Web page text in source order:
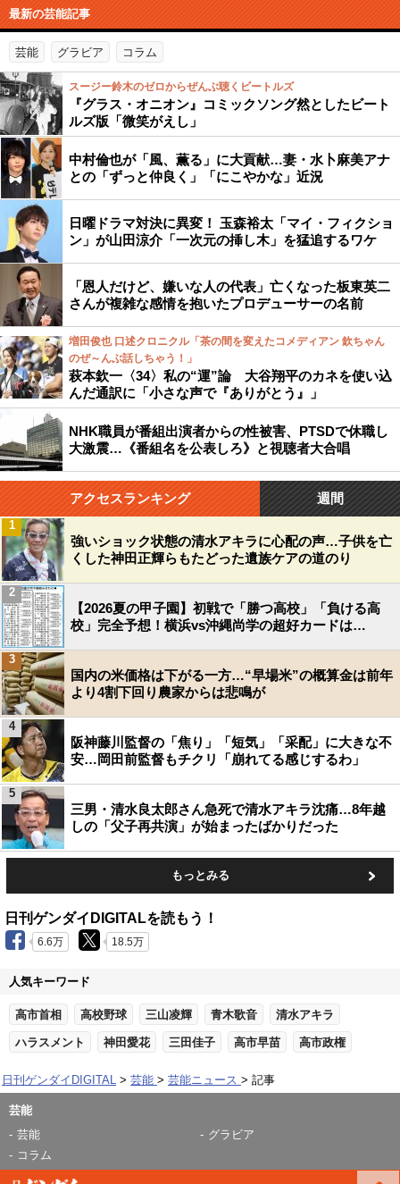
最新の芸能記事
芸能 グラビア コラム
スージー鈴木のゼロからぜんぶ聴くビートルズ
『グラス・オニオン』コミックソング然としたビート
ルズ版「微笑がえし」
中村倫也が「風、薫る」に大貢献…妻・水卜麻美アナ
との「ずっと仲良く」「にこやかな」近況
日曜ドラマ対決に異変！ 玉森裕太「マイ・フィクショ
ン」が山田涼介「一次元の挿し木」を猛追するワケ
「恩人だけど、嫌いな人の代表」亡くなった板東英二
さんが複雑な感情を抱いたプロデューサーの名前
増田俊也 口述クロニクル「茶の間を変えたコメディアン 欽ちゃん
のぜ～んぶ話しちゃう！」
萩本欽一〈34〉私の“運”論 大谷翔平のカネを使い込
んだ通訳に「小さな声で『ありがとう』」
NHK職員が番組出演者からの性被害、PTSDで休職し
大激震…《番組名を公表しろ》と視聴者大合唱
アクセスランキング 週間
強いショック状態の清水アキラに心配の声…子供を亡
くした神田正輝らもたどった遺族ケアの道のり
1
【2026夏の甲子園】初戦で「勝つ高校」「負ける高
校」完全予想！横浜vs沖縄尚学の超好カードは…
2
国内の米価格は下がる一方…“早場米”の概算金は前年
より4割下回り農家からは悲鳴が
3
阪神藤川監督の「焦り」「短気」「采配」に大きな不
安…岡田前監督もチクリ「崩れてる感じするわ」
4
三男・清水良太郎さん急死で清水アキラ沈痛…8年越
しの「父子再共演」が始まったばかりだった
5
もっとみる
日刊ゲンダイDIGITALを読もう！
6.6万 18.5万
人気キーワード
高市首相 高校野球 三山凌輝 青木歌音 清水アキラ
ハラスメント 神田愛花 三田佳子 高市早苗 高市政権
日刊ゲンダイDIGITAL 芸能 芸能ニュース 記事
芸能
芸能
グラビア
コラム